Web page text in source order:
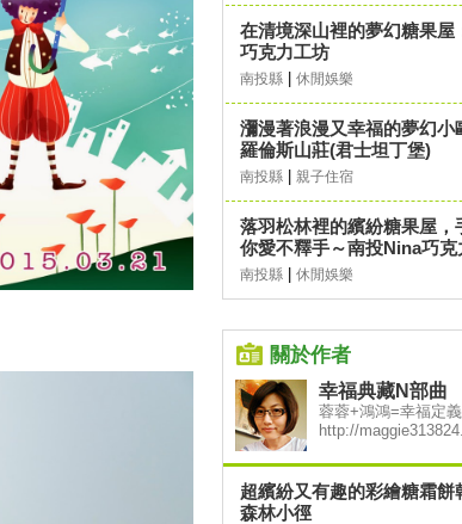
在清境深山裡的夢幻糖果屋
巧克力工坊
南投縣 休閒娛樂
瀰漫著浪漫又幸福的夢幻小
羅倫斯山莊(君士坦丁堡)
南投縣 親子住宿
落羽松林裡的繽紛糖果屋，
你愛不釋手～南投Nina巧克
南投縣 休閒娛樂
關於作者
幸福典藏N部曲
蓉蓉+鴻鴻=幸福定義
http://
超繽紛又有趣的彩繪糖霜餅
森林小徑